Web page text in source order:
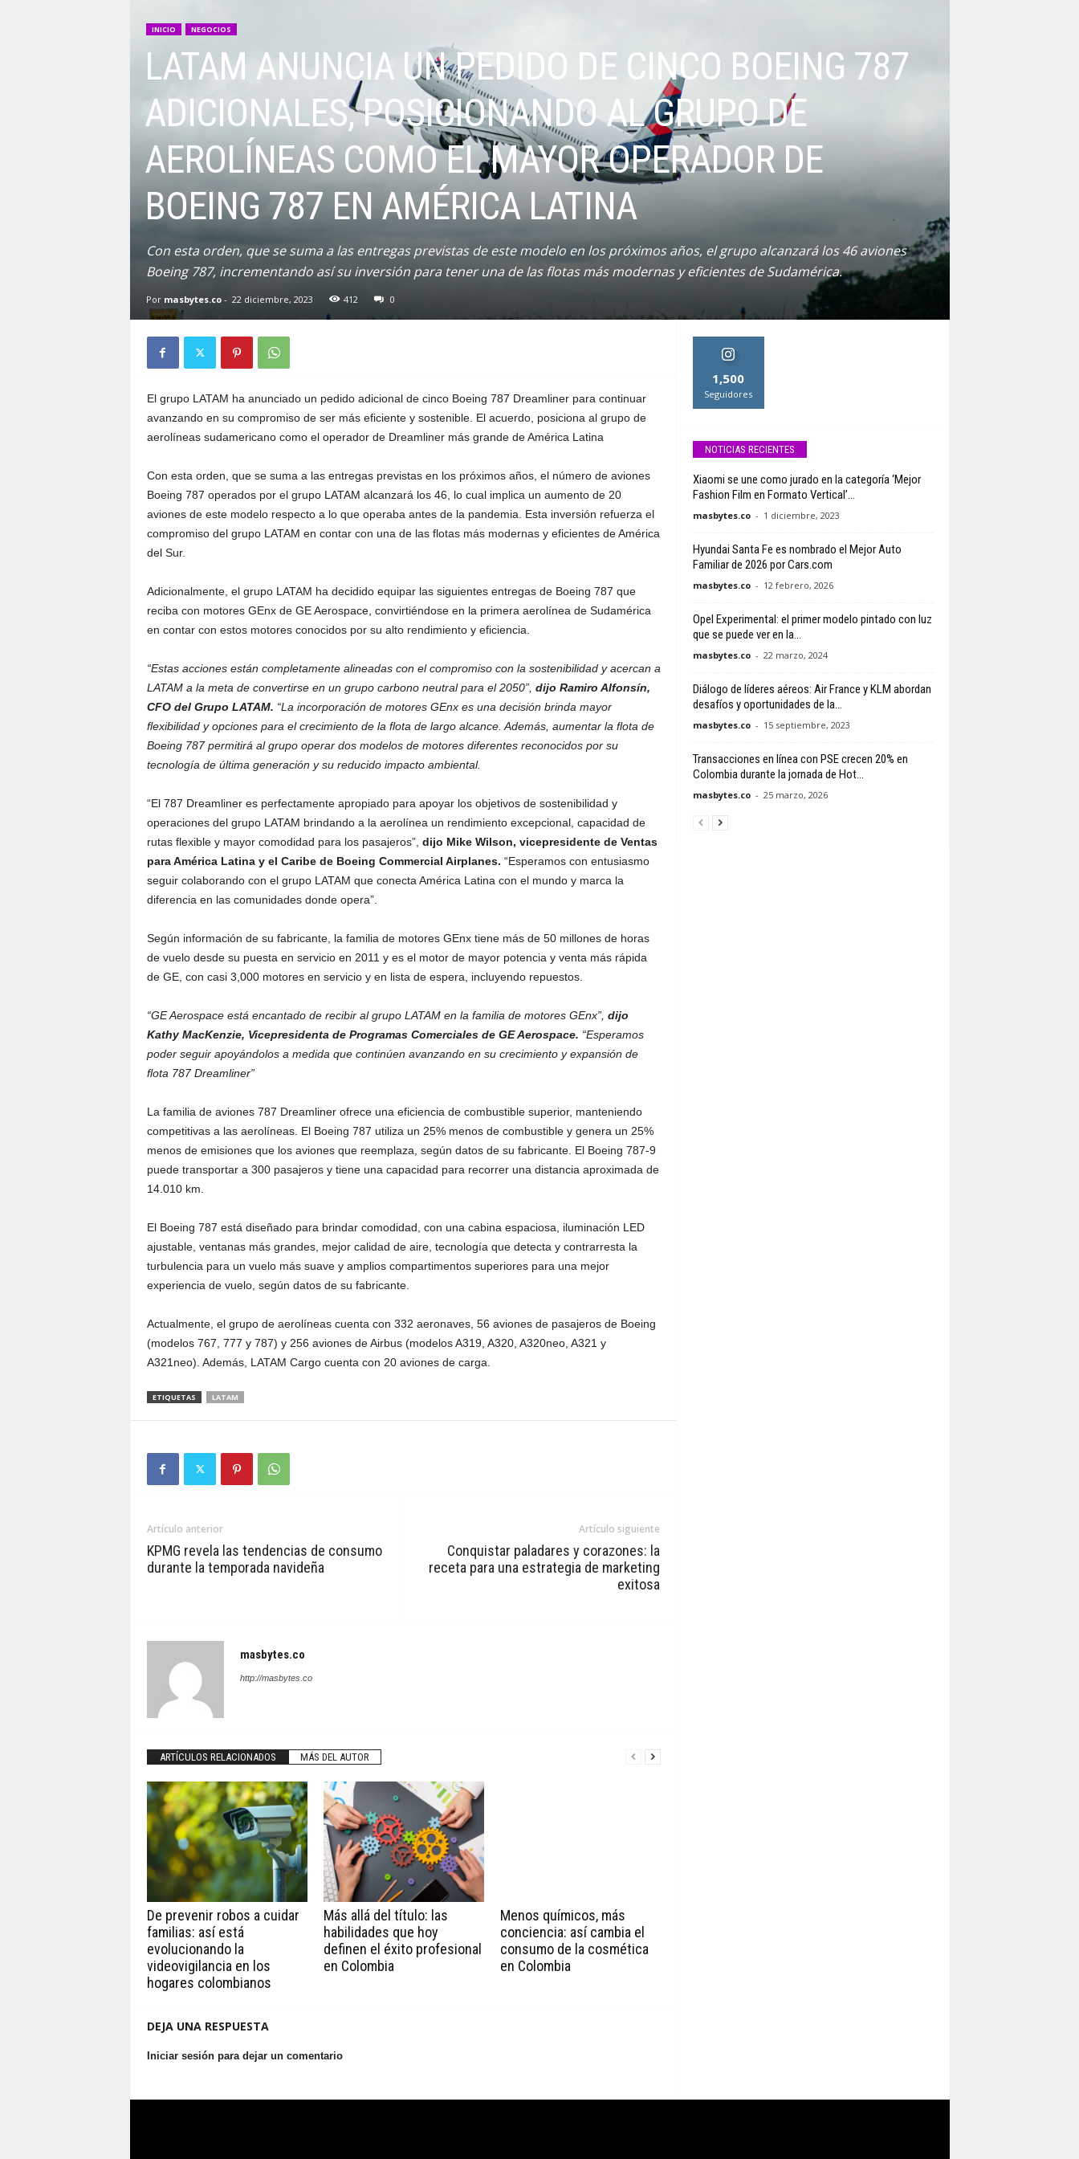
INICIO NEGOCIOS
LATAM ANUNCIA UN PEDIDO DE CINCO BOEING 787
ADICIONALES, POSICIONANDO AL GRUPO DE
AEROLÍNEAS COMO EL MAYOR OPERADOR DE
BOEING 787 EN AMÉRICA LATINA
Con esta orden, que se suma a las entregas previstas de este modelo en los próximos años, el grupo alcanzará los 46 aviones
Boeing 787, incrementando así su inversión para tener una de las flotas más modernas y eficientes de Sudamérica.
Por masbytes.co- 22 diciembre, 2023 412 0
El grupo LATAM ha anunciado un pedido adicional de cinco Boeing 787 Dreamliner para continuar
avanzando en su compromiso de ser más eficiente y sostenible. El acuerdo, posiciona al grupo de
aerolíneas sudamericano como el operador de Dreamliner más grande de América Latina
Con esta orden, que se suma a las entregas previstas en los próximos años, el número de aviones
Boeing 787 operados por el grupo LATAM alcanzará los 46, lo cual implica un aumento de 20
aviones de este modelo respecto a lo que operaba antes de la pandemia. Esta inversión refuerza el
compromiso del grupo LATAM en contar con una de las flotas más modernas y eficientes de América
del Sur.
Adicionalmente, el grupo LATAM ha decidido equipar las siguientes entregas de Boeing 787 que
reciba con motores GEnx de GE Aerospace, convirtiéndose en la primera aerolínea de Sudamérica
en contar con estos motores conocidos por su alto rendimiento y eficiencia.
“Estas acciones están completamente alineadas con el compromiso con la sostenibilidad y acercan a
LATAM a la meta de convertirse en un grupo carbono neutral para el 2050”, dijo Ramiro Alfonsín,
CFO del Grupo LATAM. “La incorporación de motores GEnx es una decisión brinda mayor
flexibilidad y opciones para el crecimiento de la flota de largo alcance. Además, aumentar la flota de
Boeing 787 permitirá al grupo operar dos modelos de motores diferentes reconocidos por su
tecnología de última generación y su reducido impacto ambiental.
“El 787 Dreamliner es perfectamente apropiado para apoyar los objetivos de sostenibilidad y
operaciones del grupo LATAM brindando a la aerolínea un rendimiento excepcional, capacidad de
rutas flexible y mayor comodidad para los pasajeros”, dijo Mike Wilson, vicepresidente de Ventas
para América Latina y el Caribe de Boeing Commercial Airplanes. “Esperamos con entusiasmo
seguir colaborando con el grupo LATAM que conecta América Latina con el mundo y marca la
diferencia en las comunidades donde opera”.
Según información de su fabricante, la familia de motores GEnx tiene más de 50 millones de horas
de vuelo desde su puesta en servicio en 2011 y es el motor de mayor potencia y venta más rápida
de GE, con casi 3,000 motores en servicio y en lista de espera, incluyendo repuestos.
“GE Aerospace está encantado de recibir al grupo LATAM en la familia de motores GEnx”, dijo
Kathy MacKenzie, Vicepresidenta de Programas Comerciales de GE Aerospace. “Esperamos
poder seguir apoyándolos a medida que continúen avanzando en su crecimiento y expansión de
flota 787 Dreamliner”
La familia de aviones 787 Dreamliner ofrece una eficiencia de combustible superior, manteniendo
competitivas a las aerolíneas. El Boeing 787 utiliza un 25% menos de combustible y genera un 25%
menos de emisiones que los aviones que reemplaza, según datos de su fabricante. El Boeing 787-9
puede transportar a 300 pasajeros y tiene una capacidad para recorrer una distancia aproximada de
14.010 km.
El Boeing 787 está diseñado para brindar comodidad, con una cabina espaciosa, iluminación LED
ajustable, ventanas más grandes, mejor calidad de aire, tecnología que detecta y contrarresta la
turbulencia para un vuelo más suave y amplios compartimentos superiores para una mejor
experiencia de vuelo, según datos de su fabricante.
Actualmente, el grupo de aerolíneas cuenta con 332 aeronaves, 56 aviones de pasajeros de Boeing
(modelos 767, 777 y 787) y 256 aviones de Airbus (modelos A319, A320, A320neo, A321 y
A321neo). Además, LATAM Cargo cuenta con 20 aviones de carga.
ETIQUETAS LATAM
Artículo anterior
KPMG revela las tendencias de consumo
durante la temporada navideña
Artículo siguiente
Conquistar paladares y corazones: la
receta para una estrategia de marketing
exitosa
masbytes.co
http://masbytes.co
ARTÍCULOS RELACIONADOS MÁS DEL AUTOR
De prevenir robos a cuidar
familias: así está
evolucionando la
videovigilancia en los
hogares colombianos
Más allá del título: las
habilidades que hoy
definen el éxito profesional
en Colombia
Menos químicos, más
conciencia: así cambia el
consumo de la cosmética
en Colombia
DEJA UNA RESPUESTA
Iniciar sesión para dejar un comentario
1,500
Seguidores
NOTICIAS RECIENTES
Xiaomi se une como jurado en la categoría ‘Mejor
Fashion Film en Formato Vertical’...
masbytes.co - 1 diciembre, 2023
Hyundai Santa Fe es nombrado el Mejor Auto
Familiar de 2026 por Cars.com
masbytes.co - 12 febrero, 2026
Opel Experimental: el primer modelo pintado con luz
que se puede ver en la...
masbytes.co - 22 marzo, 2024
Diálogo de líderes aéreos: Air France y KLM abordan
desafíos y oportunidades de la...
masbytes.co - 15 septiembre, 2023
Transacciones en línea con PSE crecen 20% en
Colombia durante la jornada de Hot...
masbytes.co - 25 marzo, 2026